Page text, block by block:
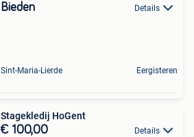
Bieden Details
Sint-Maria-Lierde Eergisteren
Stagekledij HoGent
€ 100,00 Details